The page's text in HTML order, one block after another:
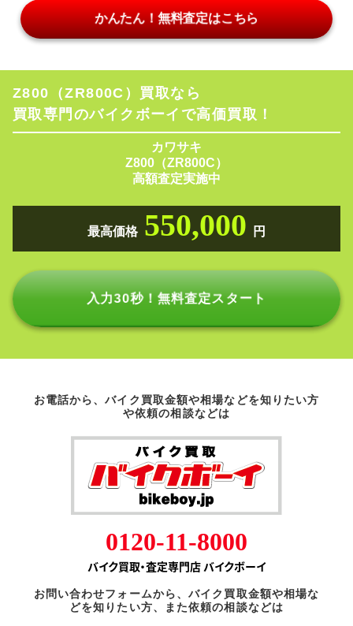
かんたん！無料査定はこちら
Z800（ZR800C）買取なら
買取専門のバイクボーイで高価買取！
カワサキ
Z800（ZR800C）
高額査定実施中
最高価格 550,000 円
入力30秒！無料査定スタート
お電話から、バイク買取金額や相場などを知りたい方
や依頼の相談などは
0120-11-8000
バイク買取・査定専門店 バイクボーイ
お問い合わせフォームから、バイク買取金額や相場な
どを知りたい方、また依頼の相談などは